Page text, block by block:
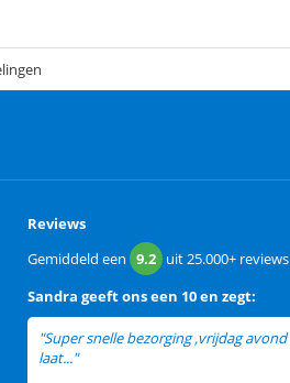
Reviews
Gemiddeld een 9.2 uit25.000+ reviews
Sandra geeft ons een 10 en zegt:
"Super snelle bezorging ,vrijdag avond
laat..."